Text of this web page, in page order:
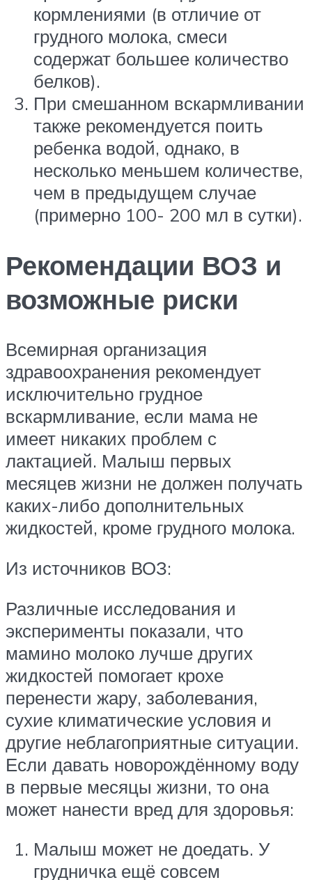
кормлениями (в отличие от
грудного молока, смеси
содержат большее количество
белков).
При смешанном вскармливании
также рекомендуется поить
ребенка водой, однако, в
несколько меньшем количестве,
чем в предыдущем случае
(примерно 100- 200 мл в сутки).
Рекомендации ВОЗ и
возможные риски
Всемирная организация
здравоохранения рекомендует
исключительно грудное
вскармливание, если мама не
имеет никаких проблем с
лактацией. Малыш первых
месяцев жизни не должен получать
каких-либо дополнительных
жидкостей, кроме грудного молока.
Из источников ВОЗ:
Различные исследования и
эксперименты показали, что
мамино молоко лучше других
жидкостей помогает крохе
перенести жару, заболевания,
сухие климатические условия и
другие неблагоприятные ситуации.
Если давать новорождённому воду
в первые месяцы жизни, то она
может нанести вред для здоровья:
Малыш может не доедать. У
грудничка ещё совсем